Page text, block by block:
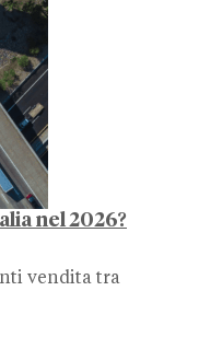
nel 2026?
vendita tra